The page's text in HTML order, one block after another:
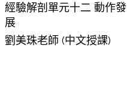
經驗解剖單元十二 動作發
展
劉美珠老師 (中文授課)